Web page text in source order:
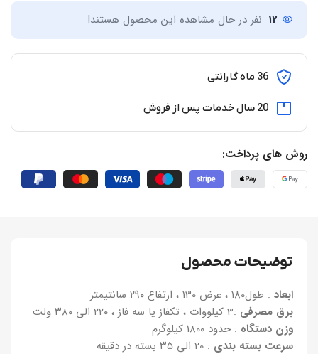
12 نفر در حال مشاهده این محصول هستند!
36 ماه گارانتی
20 سال خدمات پس از فروش
روش های پرداخت:
توضیحات محصول
ابعاد : طول180 ، عرض 130 ، ارتفاع ۲۹۰ سانتیمتر
برق مصرفی :3 کیلووات ، تکفاز یا سه فاز ، ۲۲۰ الی ۳۸۰ ولت
وزن دستگاه : حدود 180۰ کیلوگرم
سرعت بسته بندی : 20 الی ۳۵ بسته در دقیقه